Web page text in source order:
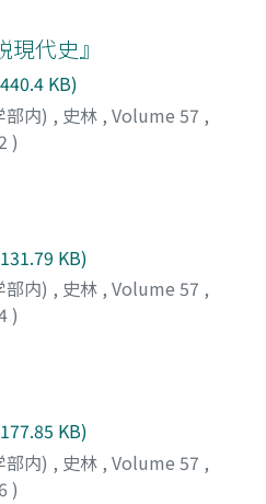
年以降の再建・繁栄の第一の
の少なかった「手永鑑」「手
えた。具体的には村落レベル
農開過程との対応関係で見る
地方組織など村落構造の基本
置き分析を行なった。初期
ら享保期にかけての前期開発
落構成、知行形態にも反映さ
力は、ほぼ対応した形で展開
低地域に移行するにつれ、村
時に旧来の開発の技術的レベ
、水利施設などが桎梏にな
一義的対応は見られなくなり
村落耕地の荒廃化現象などが
存村落耕地との生産力展開の
期の開発は既存村落耕地の安
ていった。宝暦期を中心にす
「寄村」統合などはその移行
存の水利体系、地方組織の再
代史』
KB)
部内) , 史林 , Volume 57 ,
)
KB)
部内) , 史林 , Volume 57 ,
)
KB)
部内) , 史林 , Volume 57 ,
)